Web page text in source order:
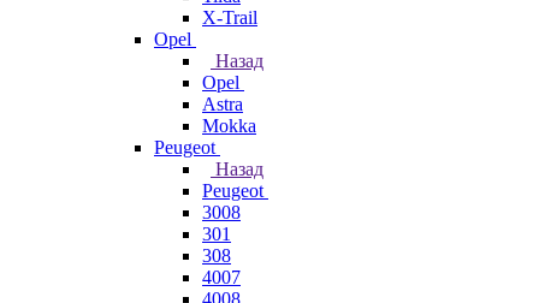
X-Trail
Opel
Назад
Opel
Astra
Mokka
Peugeot
Назад
Peugeot
3008
301
308
4007
4008